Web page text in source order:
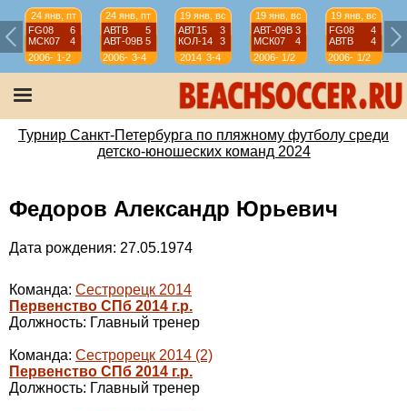
24 янв, пт
FG08
6
МСК07
4
2006-
07
1-2
24 янв, пт
АВТВ
5
АВТ-09B 5
2006-
07
3-4
19 янв, вс
АВТ15
3
КОЛ-14
3
2014 3-4
19 янв, вс
АВТ-09B 3
МСК07
4
2006-
07
1/2
19 янв, вс
FG08
4
АВТВ
4
2006-
07
1/2
Турнир Санкт-Петербурга по пляжному футболу среди
детско-юношеских команд 2024
Федоров Александр Юрьевич
Дата рождения: 27.05.1974
Команда: Сестрорецк 2014
Первенство СПб 2014 г.р.
Должность: Главный тренер
Команда: Сестрорецк 2014 (2)
Первенство СПб 2014 г.р.
Должность: Главный тренер